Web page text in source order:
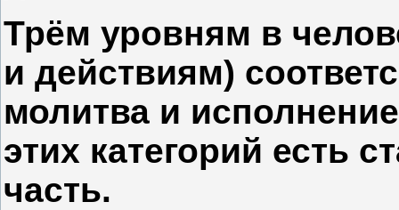
Трём уровням в
и действиям)
молитва и
этих категорий есть
часть.